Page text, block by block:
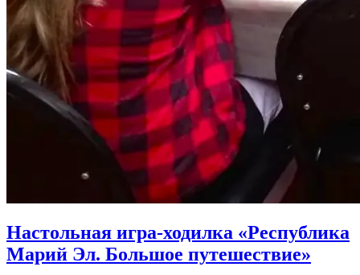
Настольная игра-ходилка «Республика
Марий Эл. Большое путешествие»